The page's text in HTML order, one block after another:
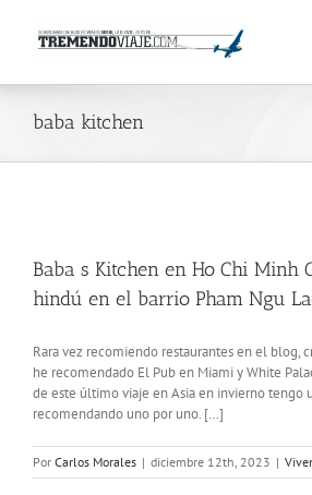
contenido
baba kitchen
Baba s Kitchen en Ho Chi Minh
hindú en el barrio Pham Ngu
Rara vez recomiendo restaurantes en el blog,
he recomendado El Pub en Miami y White
de este último viaje en Asia en invierno tengo
recomendando uno por uno. […]
Por Carlos Morales | diciembre 12th, 2023 |